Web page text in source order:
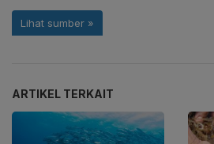
ARTIKEL TERKAIT